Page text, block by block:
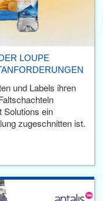
LOUPE
und Labels ihren
Solutions ein
zugeschnitten ist.